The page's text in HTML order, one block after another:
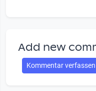
Add new
Kommentar verfassen